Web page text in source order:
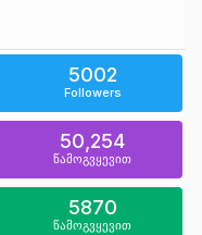
5002
Followers
50,254
წამოგვყევით
5870
წამოგვყევით